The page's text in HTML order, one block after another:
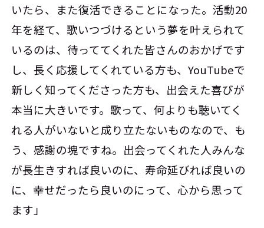
いたら、また復活できることになった。活動20
年を経て、歌いつづけるという夢を叶えられて
いるのは、待っててくれた皆さんのおかげです
し、長く応援してくれている方も、YouTubeで
新しく知ってくださった方も、出会えた喜びが
本当に大きいです。歌って、何よりも聴いてく
れる人がいないと成り立たないものなので、も
う、感謝の塊ですね。出会ってくれた人みんな
が長生きすれば良いのに、寿命延びれば良いの
に、幸せだったら良いのにって、心から思って
ます」